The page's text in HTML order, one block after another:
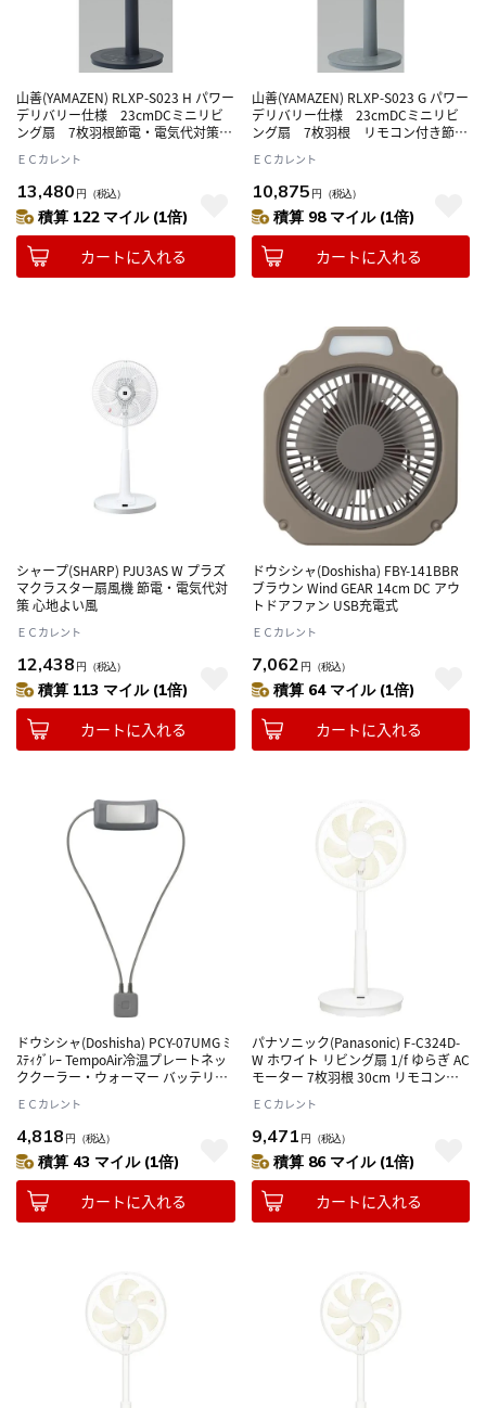
山善(YAMAZEN) RLXP-S023 H パワー
デリバリー仕様 23cmDCミニリビ
ング扇 7枚羽根節電・電気代対策
ＥＣカレント
13,480 円 （税込）
積算 122 マイル (1倍)
カートに入れる
山善(YAMAZEN) RLXP-S023 G パワー
デリバリー仕様 23cmDCミニリビ
ング扇 7枚羽根 リモコン付き節
ＥＣカレント
10,875 円 （税込）
積算 98 マイル (1倍)
カートに入れる
シャープ(SHARP) PJU3AS W プラズ
マクラスター扇風機 節電・電気代対
策 心地よい風
ＥＣカレント
12,438 円 （税込）
積算 113 マイル (1倍)
カートに入れる
ドウシシャ(Doshisha) FBY-141BBR
ブラウン Wind GEAR 14cm DC アウ
トドアファン USB充電式
ＥＣカレント
7,062 円 （税込）
積算 64 マイル (1倍)
カートに入れる
ドウシシャ(Doshisha) PCY-07UMG ﾐ
ｽﾃｨｸﾞﾚｰ TempoAir冷温プレートネッ
ククーラー・ウォーマー バッテリー
ＥＣカレント
4,818 円 （税込）
積算 43 マイル (1倍)
カートに入れる
パナソニック(Panasonic) F-C324D-
W ホワイト リビング扇 1/f ゆらぎ AC
モーター 7枚羽根 30cm リモコン付
ＥＣカレント
9,471 円 （税込）
積算 86 マイル (1倍)
カートに入れる